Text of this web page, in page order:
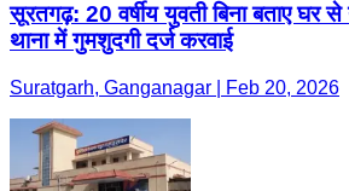
सूरतगढ़: 20 वर्षीय युवती बिना बताए घर
थाना में गुमशुदगी दर्ज करवाई
Suratgarh, Ganganagar | Feb 20, 2026